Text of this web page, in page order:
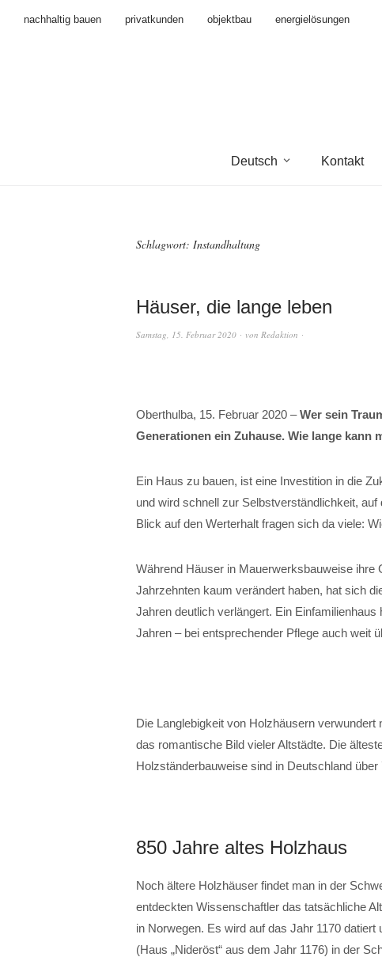
nachhaltig bauen privatkunden objektbau
energielösungen
Deutsch Kontakt
Schlagwort: Instandhaltung
Häuser, die lange leben
Samstag, 15. Februar 2020 von Redaktion
Oberthulba, 15. Februar 2020 –Wer sein
Generationen ein Zuhause. Wie lange kann
Ein Haus zu bauen, ist eine Investition in die
und wird schnell zur Selbstverständlichkeit,
Blick auf den Werterhalt fragen sich da viele:
Während Häuser in Mauerwerksbauweise ihre
Jahrzehnten kaum verändert haben, hat sich
Jahren deutlich verlängert. Ein
Jahren – bei entsprechender Pflege auch weit
Die Langlebigkeit von Holzhäusern
das romantische Bild vieler Altstädte. Die
Holzständerbauweise sind in Deutschland über
850 Jahre altes Holzhaus
Noch ältere Holzhäuser findet man in der
entdeckten Wissenschaftler das tatsächliche
in Norwegen. Es wird auf das Jahr 1170
(Haus „Nideröst“ aus dem Jahr 1176) in der